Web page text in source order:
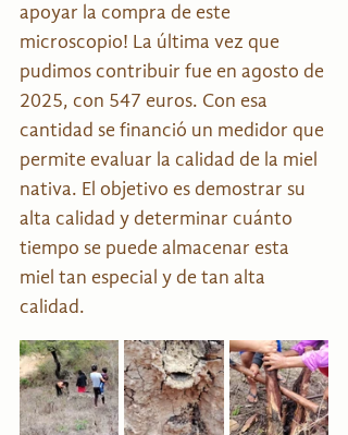
apoyar la compra de este
microscopio! La última vez que
pudimos contribuir fue en agosto de
2025, con 547 euros. Con esa
cantidad se financió un medidor que
permite evaluar la calidad de la miel
nativa. El objetivo es demostrar su
alta calidad y determinar cuánto
tiempo se puede almacenar esta
miel tan especial y de tan alta
calidad.